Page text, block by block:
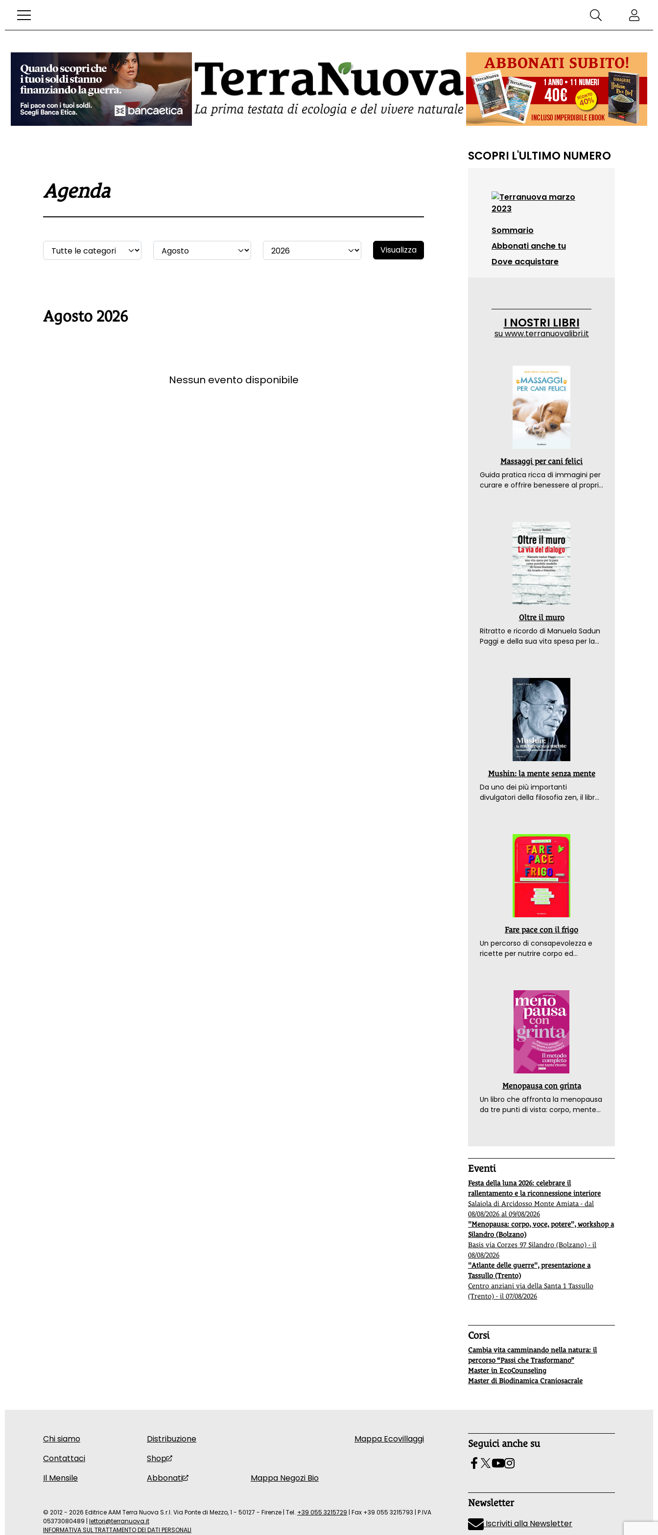
Agenda
Visualizza
Agosto 2026
Nessun evento disponibile
SCOPRI L'ULTIMO NUMERO
Sommario
Abbonati anche tu
Dove acquistare
I NOSTRI LIBRI
suwww.terranuovalibri.it
Massaggi per cani felici
Guida pratica ricca di immagini per
curare e offrire benessere al proprio
Oltre il muro
Ritratto e ricordo di Manuela Sadun
Paggi e della sua vita spesa per la
Mushin: la mente senza mente
Da uno dei più importanti
divulgatori della filosofia zen, il libro
Fare pace con il frigo
Un percorso di consapevolezza e
ricette per nutrire corpo ed
Menopausa con grinta
Un libro che affronta la menopausa
da tre punti di vista: corpo, mente
Eventi
Festa della luna 2026: celebrare il
rallentamento e la riconnessione interiore
Salaiola di Arcidosso Monte Amiata - dal
08/08/2026 al 09/08/2026
"Menopausa: corpo, voce, potere", workshop a
Silandro (Bolzano)
Basis via Corzes 97 Silandro (Bolzano) - il
08/08/2026
"Atlante delle guerre", presentazione a
Tassullo (Trento)
Centro anziani via della Santa 1 Tassullo
(Trento) - il 07/08/2026
Corsi
Cambia vita camminando nella natura: il
percorso “Passi che Trasformano”
Master in EcoCounseling
Master di Biodinamica Craniosacrale
Chi siamo
Contattaci
Il Mensile
Distribuzione
Shop
Abbonati
Mappa Negozi Bio
Mappa Ecovillaggi Seguici anche su
Newsletter
Iscriviti alla Newsletter
© 2012 - 2026 Editrice AAM Terra Nuova S.r.l. Via Ponte di Mezzo, 1 - 50127 - Firenze | Tel. +39 055 3215729 | Fax +39 055 3215793 | P.IVA
05373080489 | lettori@terranuova.it
INFORMATIVA SUL TRATTAMENTO DEI DATI PERSONALI